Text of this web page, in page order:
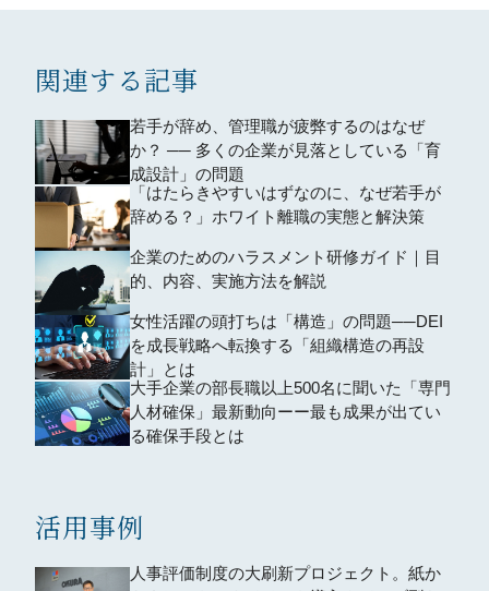
関連する記事
若手が辞め、管理職が疲弊するのはなぜ
か？ ── 多くの企業が見落としている「育
成設計」の問題
「はたらきやすいはずなのに、なぜ若手が
辞める？」ホワイト離職の実態と解決策
企業のためのハラスメント研修ガイド｜目
的、内容、実施方法を解説
女性活躍の頭打ちは「構造」の問題──DEI
を成長戦略へ転換する「組織構造の再設
計」とは
大手企業の部長職以上500名に聞いた「専門
人材確保」最新動向ーー最も成果が出てい
る確保手段とは
活用事例
人事評価制度の大刷新プロジェクト。紙か